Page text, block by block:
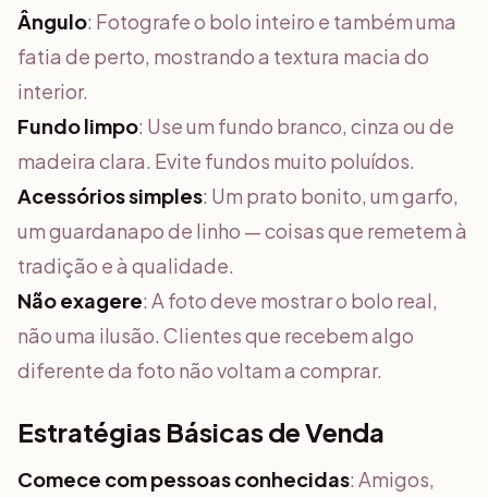
Ângulo: Fotografe o bolo inteiro e também uma
fatia de perto, mostrando a textura macia do
interior.
Fundo limpo: Use um fundo branco, cinza ou de
madeira clara. Evite fundos muito poluídos.
Acessórios simples: Um prato bonito, um garfo,
um guardanapo de linho — coisas que remetem à
tradição e à qualidade.
Não exagere: A foto deve mostrar o bolo real,
não uma ilusão. Clientes que recebem algo
diferente da foto não voltam a comprar.
Estratégias Básicas de Venda
Comece com pessoas conhecidas: Amigos,